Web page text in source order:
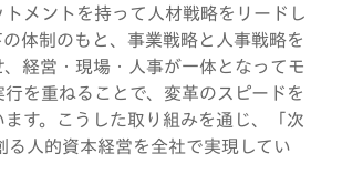
トメントを持って人材戦略をリードし
体制のもと、事業戦略と人事戦略を
経営・現場・人事が一体となってモ
を重ねることで、変革のスピードを
ます。こうした取り組みを通じ、「次
る人的資本経営を全社で実現してい